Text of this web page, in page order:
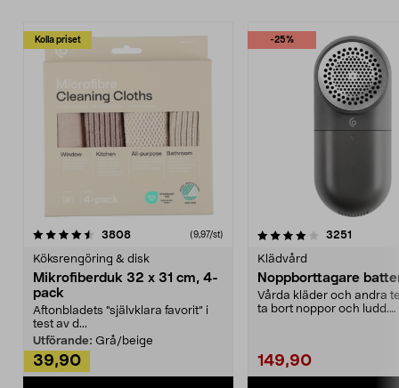
Kolla priset
3808recensioner (9,97/st)
Köksrengöring & disk
Mikrofiberduk 32 x 31 cm, 4-
pack
Aftonbladets "självklara favorit” i
test av d...
Utförande: Grå/beige
39,90
-25%
4.0av 5 stjärnor 3251
Klädvård
Noppborttagare
Vårda kläder och andra
ta bort noppor och ludd.
149,90
4.5av 5 stjärnor